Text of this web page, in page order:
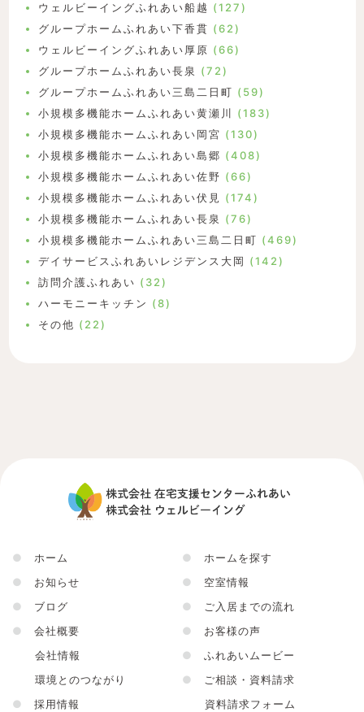
ウェルビーイングふれあい船越 (127)
グループホームふれあい下香貫 (62)
ウェルビーイングふれあい厚原 (66)
グループホームふれあい長泉 (72)
グループホームふれあい三島二日町 (59)
小規模多機能ホームふれあい黄瀬川
(183)
小規模多機能ホームふれあい岡宮 (130)
小規模多機能ホームふれあい島郷 (408)
小規模多機能ホームふれあい佐野 (66)
小規模多機能ホームふれあい伏見
(174)
小規模多機能ホームふれあい長泉 (76)
小規模多機能ホームふれあい三島二日町 (469)
デイサービスふれあいレジデンス大岡 (142)
訪問介護ふれあい (32)
ハーモニーキッチン (8)
その他 (22)
●
ホーム
●
お知らせ
●
ブログ
●
会社概要
会社情報
環境とのつながり
●
採用情報
●
ホームを探す
●
空室情報
●
ご入居までの流れ
●
お客様の声
●
ふれあいムービー
●
ご相談・資料請求
資料請求フォーム